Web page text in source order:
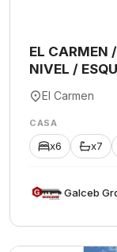
EL CARMEN
NIVEL /
El Carmen
CASA
x6 x7